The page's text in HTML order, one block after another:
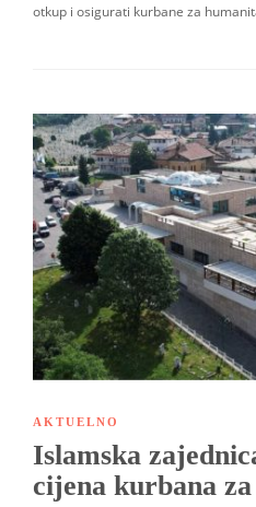
otkup i osigurati kurbane za
AKTUELNO
Islamska
cijena kurbana